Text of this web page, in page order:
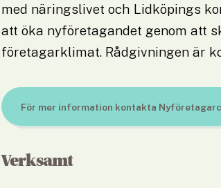
med näringslivet och Lidköpings
att öka nyföretagandet genom att
företagarklimat. Rådgivningen är
För mer information kontakta
Länk till annan webbplats.
Verksamt